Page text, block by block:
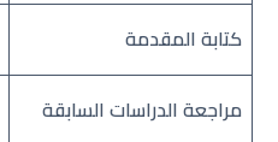
كتابة المقدمة
مراجعة الدراسات السابقة